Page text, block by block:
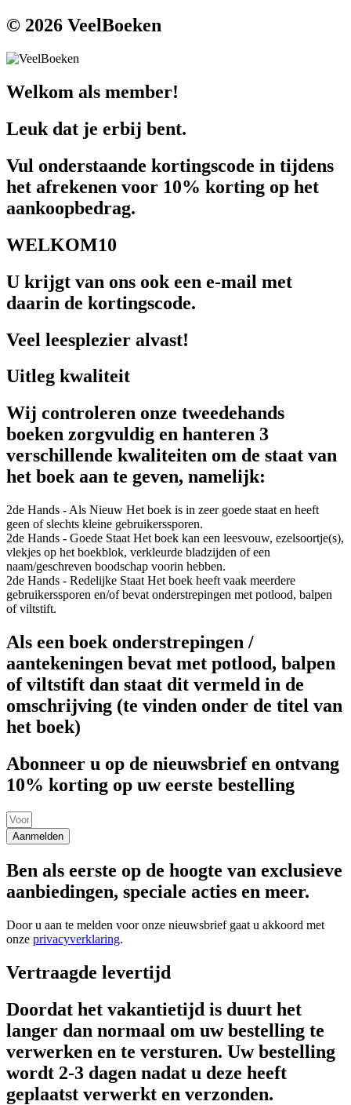
© 2026 VeelBoeken
Welkom als member!
Leuk dat je erbij bent.
Vul onderstaande kortingscode in tijdens
het afrekenen voor 10% korting op het
aankoopbedrag.
WELKOM10
U krijgt van ons ook een e-mail met
daarin de kortingscode.
Veel leesplezier alvast!
Uitleg kwaliteit
Wij controleren onze tweedehands
boeken zorgvuldig en hanteren 3
verschillende kwaliteiten om de staat van
het boek aan te geven, namelijk:
2de Hands - Als Nieuw Het boek is in zeer goede staat en heeft
geen of slechts kleine gebruikerssporen.
2de Hands - Goede Staat Het boek kan een leesvouw, ezelsoortje(s),
vlekjes op het boekblok, verkleurde bladzijden of een
naam/geschreven boodschap voorin hebben.
2de Hands - Redelijke Staat Het boek heeft vaak meerdere
gebruikerssporen en/of bevat onderstrepingen met potlood, balpen
of viltstift.
Als een boek onderstrepingen /
aantekeningen bevat met potlood, balpen
of viltstift dan staat dit vermeld in de
omschrijving (te vinden onder de titel van
het boek)
Abonneer u op de nieuwsbrief en ontvang
10% korting op uw eerste bestelling
Aanmelden
Ben als eerste op de hoogte van exclusieve
aanbiedingen, speciale acties en meer.
Door u aan te melden voor onze nieuwsbrief gaat u akkoord met
onze privacyverklaring.
Vertraagde levertijd
Doordat het vakantietijd is duurt het
langer dan normaal om uw bestelling te
verwerken en te versturen. Uw bestelling
wordt 2-3 dagen nadat u deze heeft
geplaatst verwerkt en verzonden.